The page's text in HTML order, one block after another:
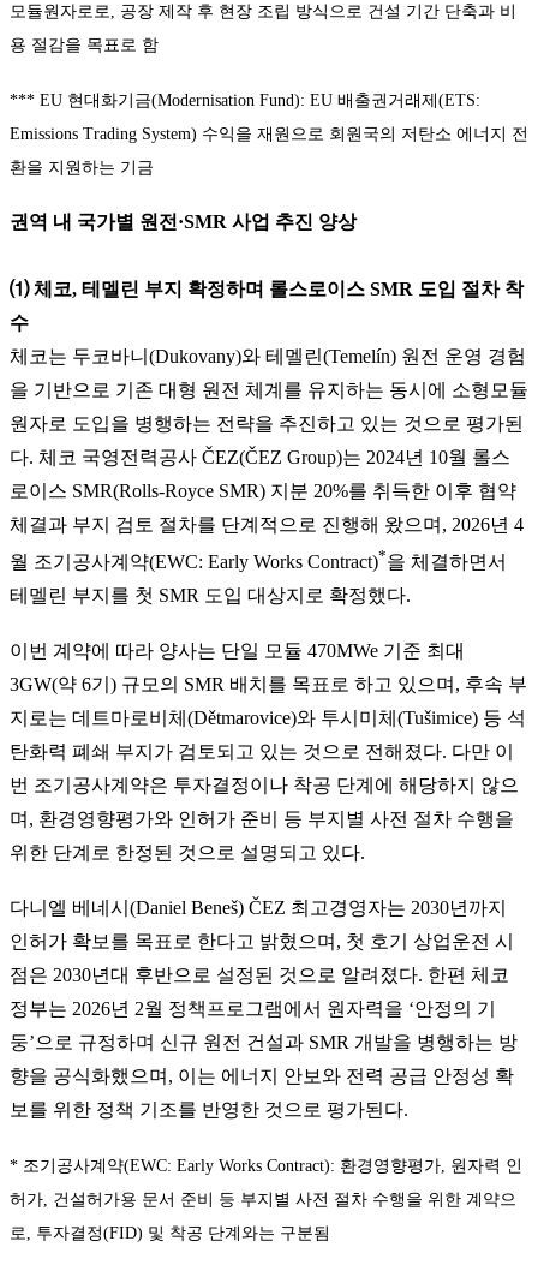
모듈원자로로, 공장 제작 후 현장 조립 방식으로 건설 기간 단축과 비
용 절감을 목표로 함
*** EU 현대화기금(Modernisation Fund): EU 배출권거래제(ETS:
Emissions Trading System) 수익을 재원으로 회원국의 저탄소 에너지 전
환을 지원하는 기금
권역 내 국가별 원전·SMR 사업 추진 양상
⑴ 체코, 테멜린 부지 확정하며 롤스로이스 SMR 도입 절차 착
수
체코는 두코바니(Dukovany)와 테멜린(Temelín) 원전 운영 경험
을 기반으로 기존 대형 원전 체계를 유지하는 동시에 소형모듈
원자로 도입을 병행하는 전략을 추진하고 있는 것으로 평가된
다. 체코 국영전력공사 ČEZ(ČEZ Group)는 2024년 10월 롤스
로이스 SMR(Rolls-Royce SMR) 지분 20%를 취득한 이후 협약
체결과 부지 검토 절차를 단계적으로 진행해 왔으며, 2026년 4
월 조기공사계약(EWC: Early Works Contract)*을 체결하면서
테멜린 부지를 첫 SMR 도입 대상지로 확정했다.
이번 계약에 따라 양사는 단일 모듈 470MWe 기준 최대
3GW(약 6기) 규모의 SMR 배치를 목표로 하고 있으며, 후속 부
지로는 데트마로비체(Dětmarovice)와 투시미체(Tušimice) 등 석
탄화력 폐쇄 부지가 검토되고 있는 것으로 전해졌다. 다만 이
번 조기공사계약은 투자결정이나 착공 단계에 해당하지 않으
며, 환경영향평가와 인허가 준비 등 부지별 사전 절차 수행을
위한 단계로 한정된 것으로 설명되고 있다.
다니엘 베네시(Daniel Beneš) ČEZ 최고경영자는 2030년까지
인허가 확보를 목표로 한다고 밝혔으며, 첫 호기 상업운전 시
점은 2030년대 후반으로 설정된 것으로 알려졌다. 한편 체코
정부는 2026년 2월 정책프로그램에서 원자력을 ‘안정의 기
둥’으로 규정하며 신규 원전 건설과 SMR 개발을 병행하는 방
향을 공식화했으며, 이는 에너지 안보와 전력 공급 안정성 확
보를 위한 정책 기조를 반영한 것으로 평가된다.
* 조기공사계약(EWC: Early Works Contract): 환경영향평가, 원자력 인
허가, 건설허가용 문서 준비 등 부지별 사전 절차 수행을 위한 계약으
로, 투자결정(FID) 및 착공 단계와는 구분됨